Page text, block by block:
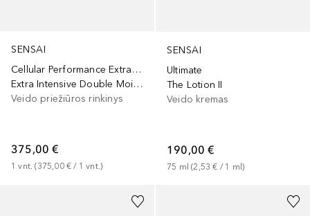
SENSAI
Cellular Performance Extra Intensive
Extra Intensive Double Moisturising Limited Set
Veido priežiūros rinkinys
375,00 €
1 vnt. (375,00 € / 1 vnt.)
SENSAI
Ultimate
The Lotion II
Veido kremas
190,00 €
75 ml (2,53 € / 1 ml)